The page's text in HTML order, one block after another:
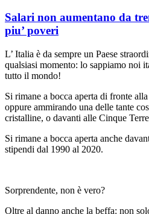
Salari non aumentano da
piu’ poveri
L’ Italia è da sempre un Paese
qualsiasi momento: lo sappiamo noi
tutto il mondo!
Si rimane a bocca aperta di fronte
oppure ammirando una delle tante
cristalline, o davanti alle Cinque
Si rimane a bocca aperta anche
stipendi dal 1990 al 2020.
Sorprendente, non è vero?
Oltre al danno anche la beffa: non